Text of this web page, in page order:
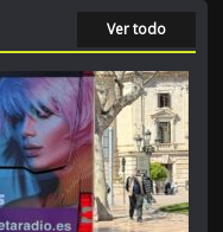
Ver todo